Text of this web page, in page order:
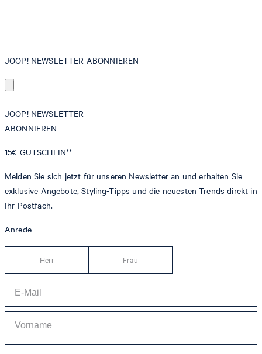
JOOP! NEWSLETTER ABONNIEREN
JOOP! NEWSLETTER
ABONNIEREN
15€ GUTSCHEIN**
Melden Sie sich jetzt für unseren Newsletter an und erhalten Sie
exklusive Angebote, Styling-Tipps und die neuesten Trends direkt in
Ihr Postfach.
Anrede
Herr Frau